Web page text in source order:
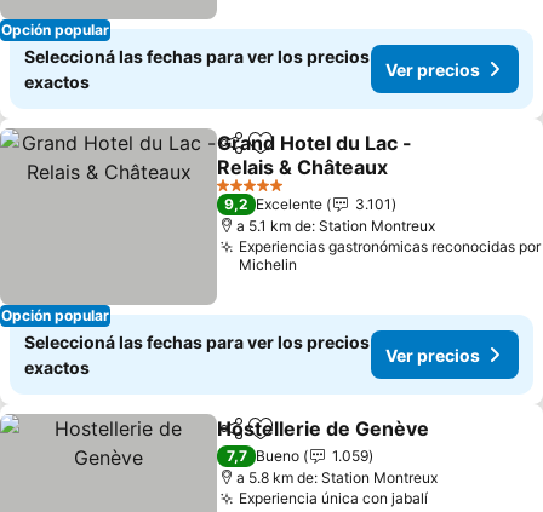
Opción popular
Seleccioná las fechas para ver los precios
exactos
Ver precios
Opción popular
CompartirAñadir a favoritos
Grand Hotel du Lac -
Relais & Châteaux
5 Estrellas
9,2 Excelente
3.101
a 5.1 km de: Station Montreux
Experiencias gastronómicas reconocidas por
Michelin
Seleccioná las fechas para ver los precios
exactos
Ver precios
CompartirAñadir a favoritos
Hostellerie de Genève
7,7 Bueno
1.059
a 5.8 km de: Station Montreux
Experiencia única con jabalí